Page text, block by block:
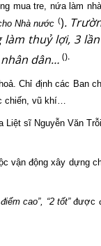
mua tre, nứa làm
Nhà nước ().
thuỷ lợi, 3
dân… ().
Chỉ định các Ban
chiến, vũ khí…
sĩ Nguyễn Văn
vận động xây dựng
cao”, “2 tốt”được